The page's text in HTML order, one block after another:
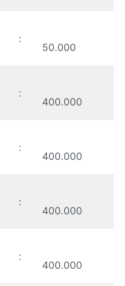
:
50.000
:
400.000
:
400.000
:
400.000
:
400.000